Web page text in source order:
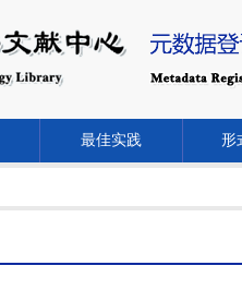
最佳实践 形